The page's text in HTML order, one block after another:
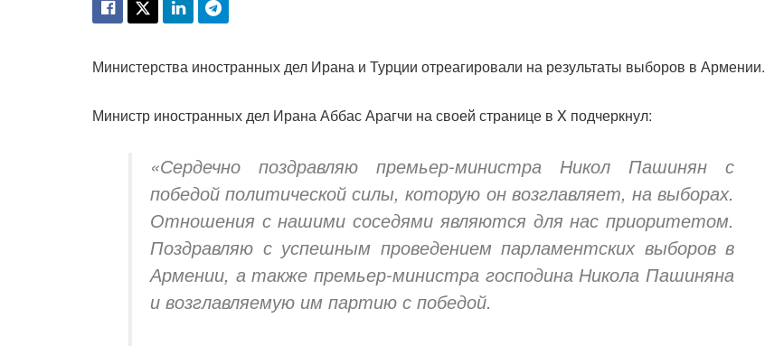
Министерства иностранных дел Ирана и Турции отреагировали на результаты выборов в Армении.
Министр иностранных дел Ирана Аббас Арагчи на своей странице в X подчеркнул:
«Сердечно поздравляю премьер-министра Никол Пашинян с
победой политической силы, которую он возглавляет, на выборах.
Отношения с нашими соседями являются для нас приоритетом.
Поздравляю с успешным проведением парламентских выборов в
Армении, а также премьер-министра господина Никола Пашиняна
и возглавляемую им партию с победой.